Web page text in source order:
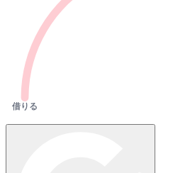
借りる